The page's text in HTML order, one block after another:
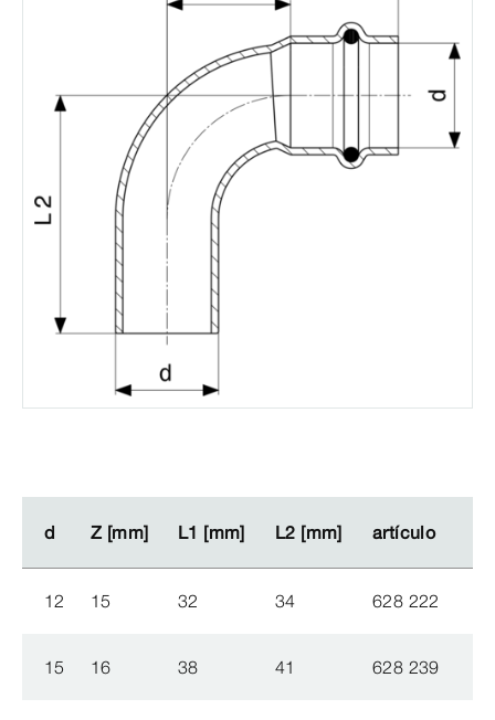
d Z [mm] L1 [mm] L2 [mm] artículo
d Z [mm] L1 [mm] L2 [mm] artículo
12 15 32 34 628 222
15 16 38 41 628 239